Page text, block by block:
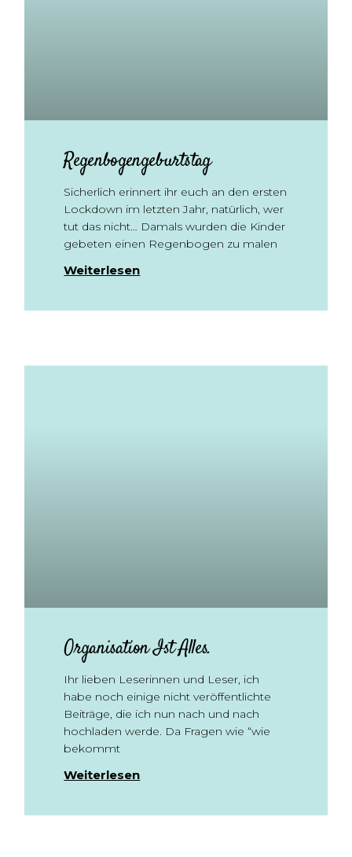
Regenbogengeburtstag
Sicherlich erinnert ihr euch an den ersten
Lockdown im letzten Jahr, natürlich, wer
tut das nicht… Damals wurden die Kinder
gebeten einen Regenbogen zu malen
Weiterlesen
Organisation Ist Alles.
Ihr lieben Leserinnen und Leser, ich
habe noch einige nicht veröffentlichte
Beiträge, die ich nun nach und nach
hochladen werde. Da Fragen wie “wie
bekommt
Weiterlesen